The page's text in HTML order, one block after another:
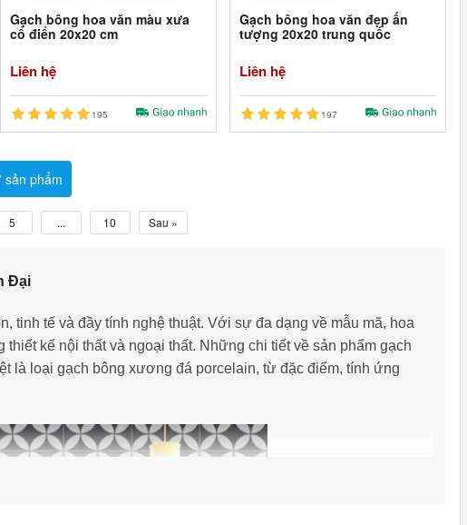
Gạch bông hoa văn màu xưa
cổ điển 20x20 cm
Liên hệ
195
Gạch bông hoa văn đẹp ấn
tượng 20x20 trung quốc
Liên hệ
197
sản phẩm
5 ... 10 Sau »
Đại
tinh tế và đầy tính nghệ thuật. Với sự đa dạng về mẫu mã, hoa
kế nội thất và ngoại thất. Những chi tiết về sản phẩm gạch
là loại gạch bông xương đá porcelain, từ đặc điểm, tính ứng